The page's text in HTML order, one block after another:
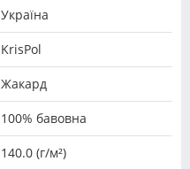
Україна
KrisPol
Жакард
100% бавовна
140.0 (г/м²)